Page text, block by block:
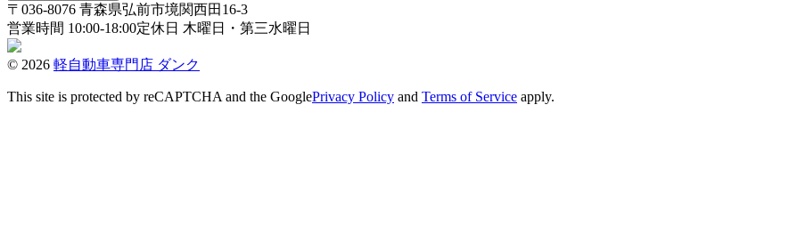
〒036-8076 青森県弘前市境関西田16-3
営業時間 10:00-18:00定休日 木曜日・第三水曜日
© 2026 軽自動車専門店 ダンク
This site is protected by reCAPTCHA and the GooglePrivacy Policy and Terms of Service apply.